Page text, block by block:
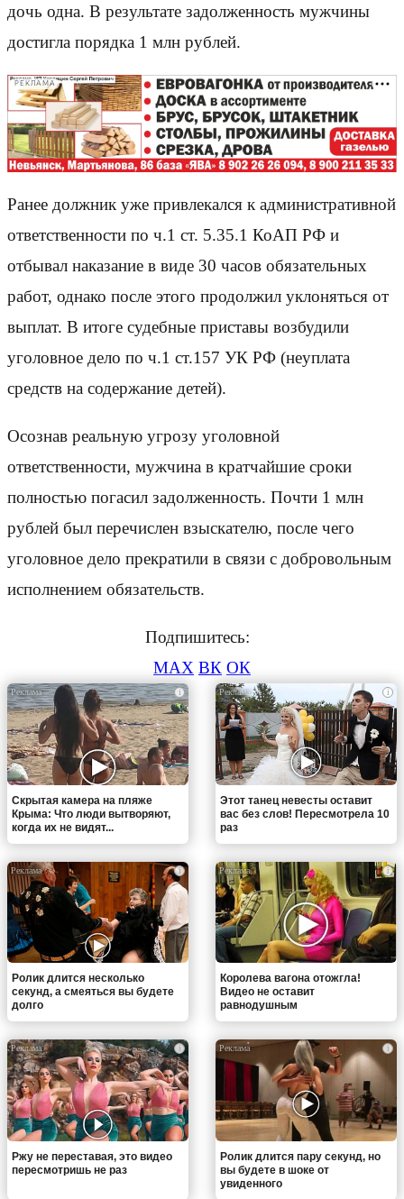
дочь одна. В результате задолженность мужчины
достигла порядка 1 млн рублей.
РЕКЛАМА
Ранее должник уже привлекался к административной
ответственности по ч.1 ст. 5.35.1 КоАП РФ и
отбывал наказание в виде 30 часов обязательных
работ, однако после этого продолжил уклоняться от
выплат. В итоге судебные приставы возбудили
уголовное дело по ч.1 ст.157 УК РФ (неуплата
средств на содержание детей).
Осознав реальную угрозу уголовной
ответственности, мужчина в кратчайшие сроки
полностью погасил задолженность. Почти 1 млн
рублей был перечислен взыскателю, после чего
уголовное дело прекратили в связи с добровольным
исполнением обязательств.
Подпишитесь:
MAX ВК ОК
i
Скрытая камера на пляже
Крыма: Что люди вытворяют,
когда их не видят...
i
Этот танец невесты оставит
вас без слов! Пересмотрела 10
раз
i
Ролик длится несколько
секунд, а смеяться вы будете
долго
i
Королева вагона отожгла!
Видео не оставит
равнодушным
i
Ржу не переставая, это видео
пересмотришь не раз
i
Ролик длится пару секунд, но
вы будете в шоке от
увиденного